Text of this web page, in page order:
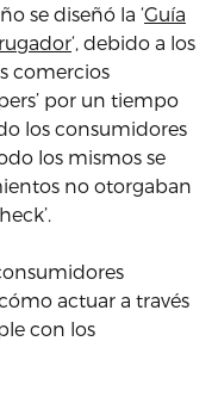
se diseñó la ‘Guía
‘, debido a los
comercios
por un tiempo
los consumidores
los mismos se
no otorgaban
actuar a través
con los